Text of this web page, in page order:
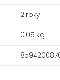
2 roky
0.05 kg